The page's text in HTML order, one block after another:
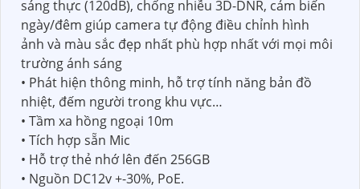
sáng thực (120dB), chống nhiễu 3D-DNR, cảm biến
ngày/đêm giúp camera tự động điều chỉnh hình
ảnh và màu sắc đẹp nhất phù hợp nhất với mọi môi
trường ánh sáng
• Phát hiện thông minh, hỗ trợ tính năng bản đồ
nhiệt, đếm người trong khu vực…
• Tầm xa hồng ngoại 10m
• Tích hợp sẵn Mic
• Hỗ trợ thẻ nhớ lên đến 256GB
• Nguồn DC12v +-30%, PoE.